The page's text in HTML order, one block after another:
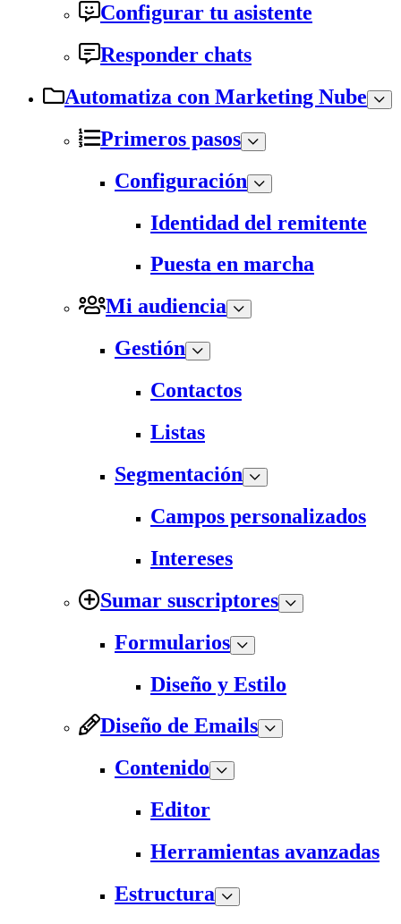
Configurar tu asistente
Responder chats
Automatiza con Marketing Nube
Primeros pasos
Configuración
Identidad del remitente
Puesta en marcha
Mi audiencia
Gestión
Contactos
Listas
Segmentación
Campos personalizados
Intereses
Sumar suscriptores
Formularios
Diseño y Estilo
Diseño de Emails
Contenido
Editor
Herramientas avanzadas
Estructura